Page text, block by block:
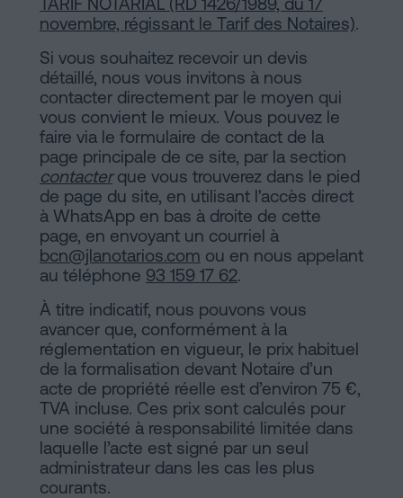
novembre, régissant le Tarif des Notaires).
Si vous souhaitez recevoir un devis
détaillé, nous vous invitons à nous
contacter directement par le moyen qui
vous convient le mieux. Vous pouvez le
faire via le formulaire de contact de la
page principale de ce site, par la section
contacterque vous trouverez dans le pied
de page du site, en utilisant l'accès direct
à WhatsApp en bas à droite de cette
page, en envoyant un courriel à
bcn@jlanotarios.com ou en nous appelant
au téléphone 93 159 17 62.
À titre indicatif, nous pouvons vous
avancer que, conformément à la
réglementation en vigueur, le prix habituel
de la formalisation devant Notaire d’un
acte de propriété réelle est d’environ 75 €,
TVA incluse. Ces prix sont calculés pour
une société à responsabilité limitée dans
laquelle l’acte est signé par un seul
administrateur dans les cas les plus
courants.